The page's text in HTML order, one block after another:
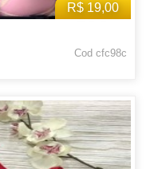
R$ 19,00
Cod cfc98c